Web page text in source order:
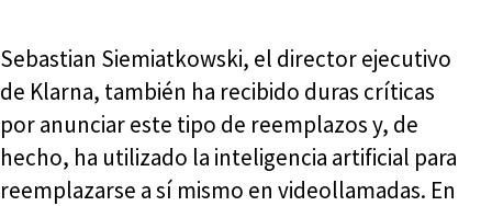
Sebastian Siemiatkowski, el director ejecutivo
de Klarna, también ha recibido duras críticas
por anunciar este tipo de reemplazos y, de
hecho, ha utilizado la inteligencia artificial para
reemplazarse a sí mismo en videollamadas. En